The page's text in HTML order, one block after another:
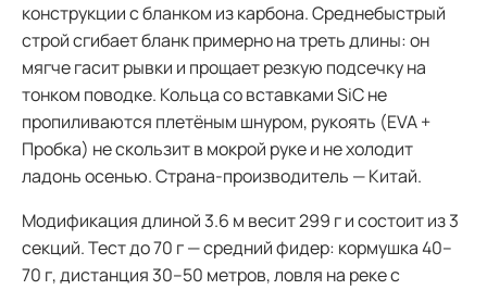
конструкции с бланком из карбона. Среднебыстрый
строй сгибает бланк примерно на треть длины: он
мягче гасит рывки и прощает резкую подсечку на
тонком поводке. Кольца со вставками SiC не
пропиливаются плетёным шнуром, рукоять (EVA +
Пробка) не скользит в мокрой руке и не холодит
ладонь осенью. Страна-производитель — Китай.
Модификация длиной 3.6 м весит 299 г и состоит из 3
секций. Тест до 70 г — средний фидер: кормушка 40–
70 г, дистанция 30–50 метров, ловля на реке с